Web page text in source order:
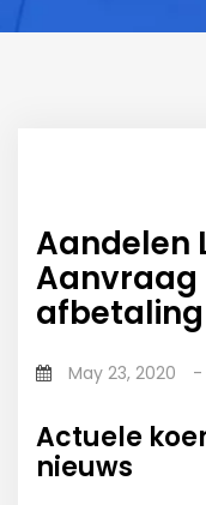
Aandelen
Aanvraag
afbetaling
May 23, 2020 -
Actuele
nieuws